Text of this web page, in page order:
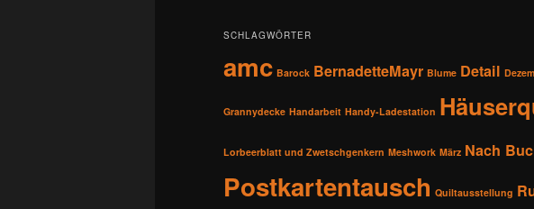
SCHLAGWÖRTER
amc Barock BernadetteMayr Blume Detail
Grannydecke Handarbeit Handy-Ladestation
Lorbeerblatt und Zwetschgenkern Meshwork März Nach
Postkartentausch Quiltausstellung